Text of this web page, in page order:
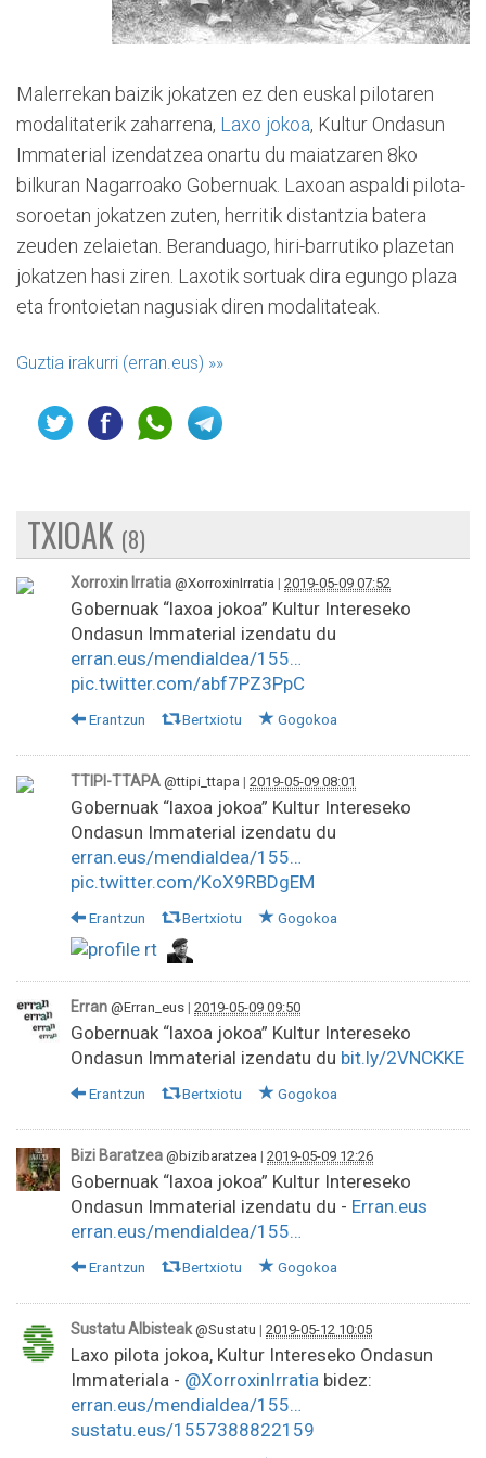
Malerrekan baizik jokatzen ez den euskal pilotaren
modalitaterik zaharrena, Laxo jokoa, Kultur Ondasun
Immaterial izendatzea onartu du maiatzaren 8ko
bilkuran Nagarroako Gobernuak. Laxoan aspaldi pilota-
soroetan jokatzen zuten, herritik distantzia batera
zeuden zelaietan. Beranduago, hiri-barrutiko plazetan
jokatzen hasi ziren. Laxotik sortuak dira egungo plaza
eta frontoietan nagusiak diren modalitateak.
Guztia irakurri (erran.eus) »»
TXIOAK (8)
Xorroxin Irratia @XorroxinIrratia | 2019-05-09 07:52
Gobernuak “laxoa jokoa” Kultur Intereseko
Ondasun Immaterial izendatu du
erran.eus/mendialdea/155…
pic.twitter.com/abf7PZ3PpC
Erantzun Bertxiotu Gogokoa
TTIPI-TTAPA @ttipi_ttapa | 2019-05-09 08:01
Gobernuak “laxoa jokoa” Kultur Intereseko
Ondasun Immaterial izendatu du
erran.eus/mendialdea/155…
pic.twitter.com/KoX9RBDgEM
Erantzun Bertxiotu Gogokoa
Erran @Erran_eus | 2019-05-09 09:50
Gobernuak “laxoa jokoa” Kultur Intereseko
Ondasun Immaterial izendatu du bit.ly/2VNCKKE
Erantzun Bertxiotu Gogokoa
Bizi Baratzea @bizibaratzea | 2019-05-09 12:26
Gobernuak “laxoa jokoa” Kultur Intereseko
Ondasun Immaterial izendatu du - Erran.eus
erran.eus/mendialdea/155…
Erantzun Bertxiotu Gogokoa
Sustatu Albisteak@Sustatu | 2019-05-12 10:05
Laxo pilota jokoa, Kultur Intereseko Ondasun
Immateriala - @XorroxinIrratia bidez:
erran.eus/mendialdea/155…
sustatu.eus/1557388822159